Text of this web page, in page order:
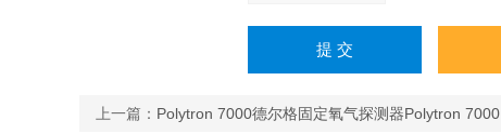
上一篇： Polytron 7000德尔格固定氧气探测器Polytron 7000